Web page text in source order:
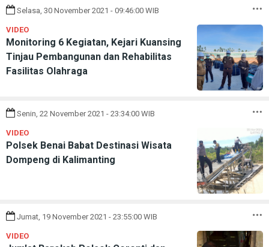
Selasa, 30 November 2021 - 09:46:00 WIB
VIDEO
Monitoring 6 Kegiatan, Kejari Kuansing
Tinjau Pembangunan dan Rehabilitas
Fasilitas Olahraga
Senin, 22 November 2021 - 23:34:00 WIB
VIDEO
Polsek Benai Babat Destinasi Wisata
Dompeng di Kalimanting
Jumat, 19 November 2021 - 23:55:00 WIB
VIDEO